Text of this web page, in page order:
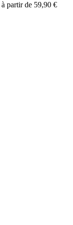
à partir de 59,90 €